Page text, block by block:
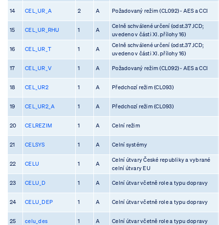
14 CEL_UR_A 2 A Požadovaný režim (CL092) - AES a CCI
15 CEL_UR_RHU 1 A
Celně schválené určení (odst.37 JCD;
uvedeno v části XI. přílohy 16)
16 CEL_UR_T 1 A
Celně schválené určení (odst.37 JCD;
uvedeno v části XI. přílohy 16)
17 CEL_UR_V 1 A Požadovaný režim (CL092) - AES a CCI
18 CEL_UR2 1 A Předchozí režim (CL093)
19 CEL_UR2_A 1 A Předchozí režim (CL093)
20 CELREZIM 1 A Celní režim
21 CELSYS 1 A Celní systémy
22 CELU 1 A
Celní útvary České republiky a vybrané
celní útvary EU
23 CELU_D 1 A Celní útvar včetně role a typu dopravy
24 CELU_DEP 1 A Celní útvar včetně role a typu dopravy
25 celu_des 1 A Celní útvar včetně role a typu dopravy